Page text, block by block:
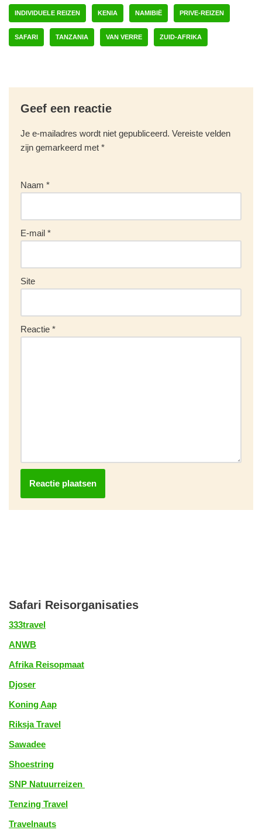
INDIVIDUELE REIZEN KENIA NAMIBIË PRIVE-REIZEN
SAFARI TANZANIA VAN VERRE ZUID-AFRIKA
Geef een reactie
Je e-mailadres wordt niet gepubliceerd. Vereiste velden
zijn gemarkeerd met *
Naam *
E-mail *
Site
Reactie *
Safari Reisorganisaties
333travel
ANWB
Afrika Reisopmaat
Djoser
Koning Aap
Riksja Travel
Sawadee
Shoestring
SNP Natuurreizen
Tenzing Travel
Travelnauts